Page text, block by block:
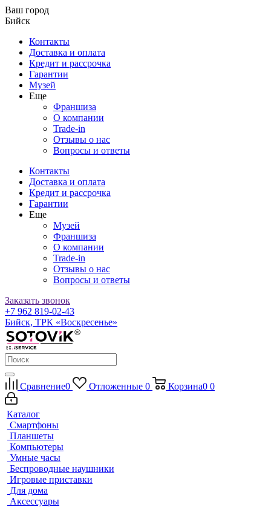
Ваш город
Бийск
Контакты
Доставка и оплата
Кредит и рассрочка
Гарантии
Музей
Еще
Франшиза
О компании
Trade-in
Отзывы о нас
Вопросы и ответы
Контакты
Доставка и оплата
Кредит и рассрочка
Гарантии
Еще
Музей
Франшиза
О компании
Trade-in
Отзывы о нас
Вопросы и ответы
Заказать звонок
+7 962 819-02-43
Бийск, ТРК «Воскресенье»
Сравнение0 Отложенные 0 Корзина0 0
Каталог
Смартфоны
Планшеты
Компьютеры
Умные часы
Беспроводные наушники
Игровые приставки
Для дома
Аксессуары